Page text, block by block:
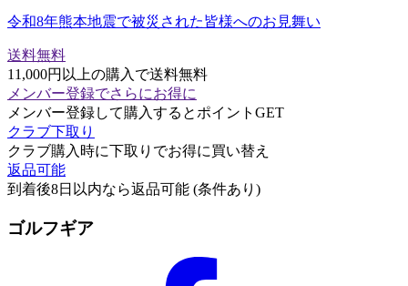
令和8年熊本地震で被災された皆様へのお見舞い
送料無料
11,000円以上の購入で送料無料
メンバー登録でさらにお得に
メンバー登録して購入するとポイントGET
クラブ下取り
クラブ購入時に下取りでお得に買い替え
返品可能
到着後8日以内なら返品可能 (条件あり)
ゴルフギア